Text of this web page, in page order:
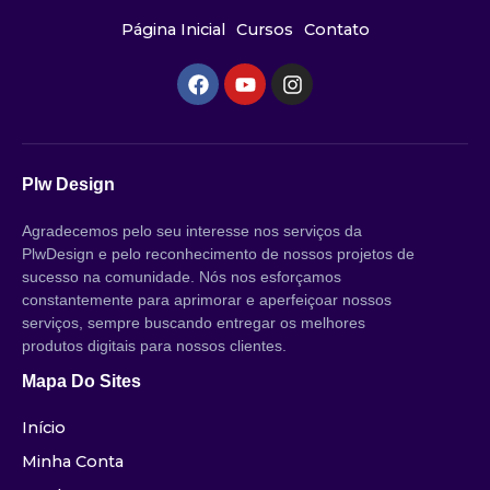
Página Inicial Cursos Contato
Plw Design
Agradecemos pelo seu interesse nos serviços da
PlwDesign e pelo reconhecimento de nossos projetos de
sucesso na comunidade. Nós nos esforçamos
constantemente para aprimorar e aperfeiçoar nossos
serviços, sempre buscando entregar os melhores
produtos digitais para nossos clientes.
Mapa Do Sites
Início
Minha Conta